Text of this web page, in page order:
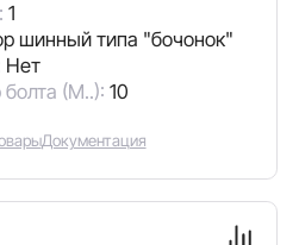
1
шинный типа "бочонок"
Нет
(М..): 10
Документация